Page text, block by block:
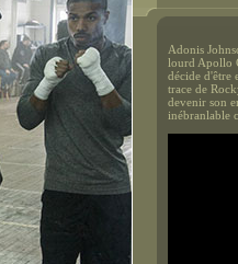
Adonis
lourd Apollo
décide d'être
trace de
devenir son
inébranlable